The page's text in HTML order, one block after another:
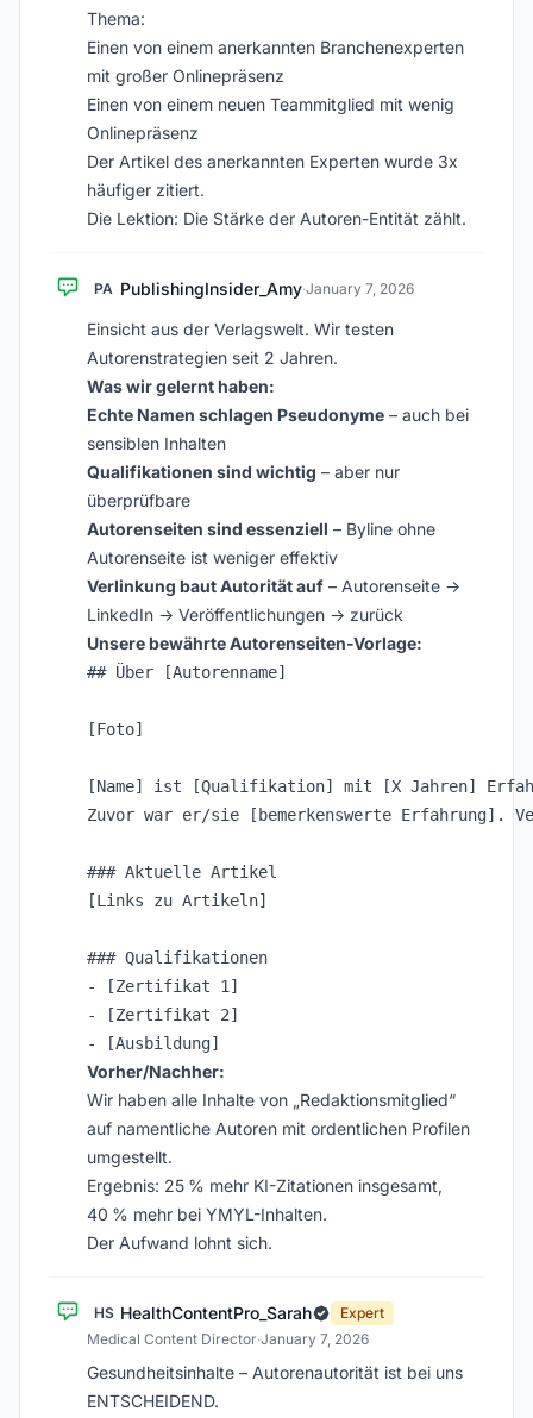
Thema:
Einen von einem anerkannten Branchenexperten
mit großer Onlinepräsenz
Einen von einem neuen Teammitglied mit wenig
Onlinepräsenz
Der Artikel des anerkannten Experten wurde 3x
häufiger zitiert.
Die Lektion: Die Stärke der Autoren-Entität zählt.
PA PublishingInsider_Amy·January 7, 2026
Einsicht aus der Verlagswelt. Wir testen
Autorenstrategien seit 2 Jahren.
Was wir gelernt haben:
Echte Namen schlagen Pseudonyme – auch bei
sensiblen Inhalten
Qualifikationen sind wichtig – aber nur
überprüfbare
Autorenseiten sind essenziell – Byline ohne
Autorenseite ist weniger effektiv
Verlinkung baut Autorität auf – Autorenseite →
LinkedIn → Veröffentlichungen → zurück
Unsere bewährte Autorenseiten-Vorlage:
## Über [Autorenname]
[Foto]
[Name] ist [Qualifikation] mit [X Jahren]
Zuvor war er/sie [bemerkenswerte
### Aktuelle Artikel
[Links zu Artikeln]
### Qualifikationen
- [Zertifikat 1]
- [Zertifikat 2]
Vorher/Nachher:
Wir haben alle Inhalte von „Redaktionsmitglied“
auf namentliche Autoren mit ordentlichen Profilen
umgestellt.
Ergebnis: 25 % mehr KI-Zitationen insgesamt,
40 % mehr bei YMYL-Inhalten.
Der Aufwand lohnt sich.
HS HealthContentPro_Sarah
Expert
Medical Content Director·January 7, 2026
Gesundheitsinhalte – Autorenautorität ist bei uns
ENTSCHEIDEND.